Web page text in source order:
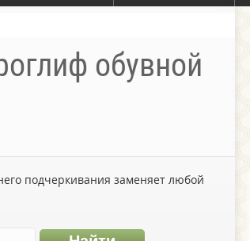
обувной
подчеркивания заменяет любой